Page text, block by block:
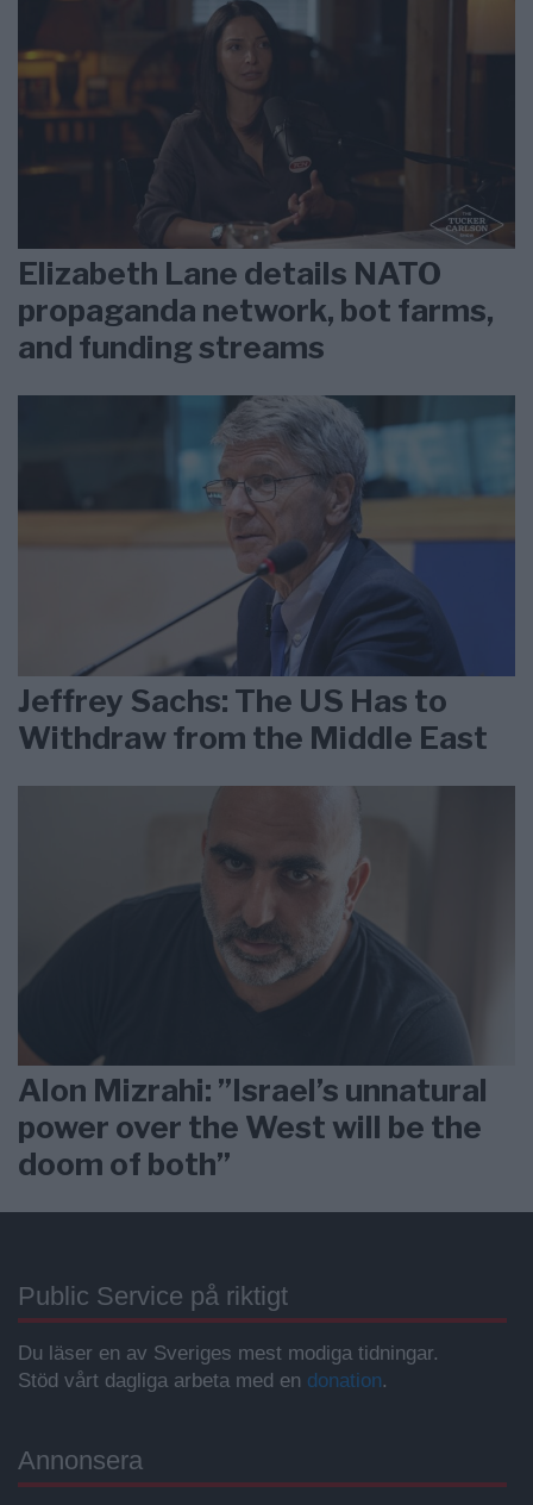
Elizabeth Lane details NATO
propaganda network, bot farms,
and funding streams
Jeffrey Sachs: The US Has to
Withdraw from the Middle East
Alon Mizrahi: ”Israel’s unnatural
power over the West will be the
doom of both”
Public Service på riktigt
Du läser en av Sveriges mest modiga tidningar.
Stöd vårt dagliga arbeta med en donation.
Annonsera